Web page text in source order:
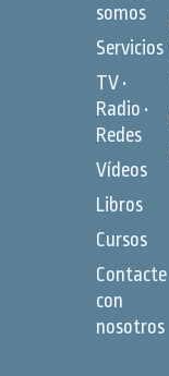
somos
Servicios
TV •
Radio •
Redes
Vídeos
Libros
Cursos
Contacte
con
nosotros